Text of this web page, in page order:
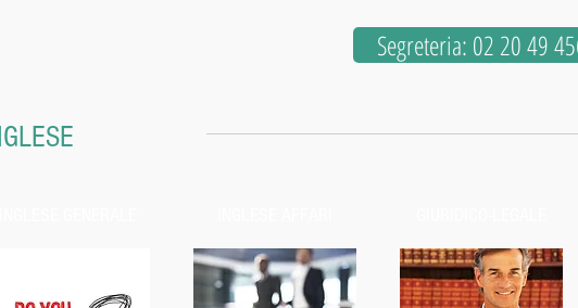
Segreteria: 02 20 49